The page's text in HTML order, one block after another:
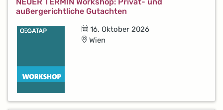
NEUER TERMIN Workshop: Privat- und
außergerichtliche Gutachten
16. Oktober 2026
Wien